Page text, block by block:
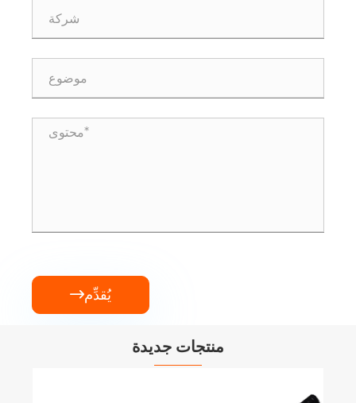
يُقدِّم
منتجات جديدة